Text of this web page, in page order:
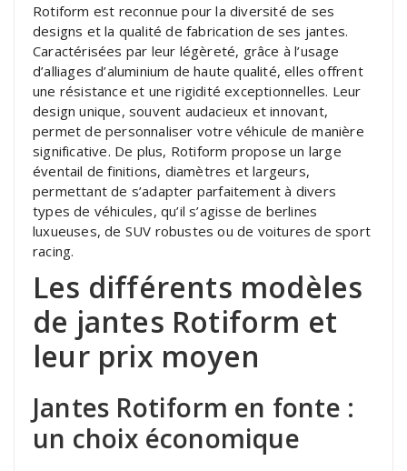
Rotiform est reconnue pour la diversité de ses
designs et la qualité de fabrication de ses jantes.
Caractérisées par leur légèreté, grâce à l’usage
d’alliages d’aluminium de haute qualité, elles offrent
une résistance et une rigidité exceptionnelles. Leur
design unique, souvent audacieux et innovant,
permet de personnaliser votre véhicule de manière
significative. De plus, Rotiform propose un large
éventail de finitions, diamètres et largeurs,
permettant de s’adapter parfaitement à divers
types de véhicules, qu’il s’agisse de berlines
luxueuses, de SUV robustes ou de voitures de sport
racing.
Les différents modèles
de jantes Rotiform et
leur prix moyen
Jantes Rotiform en fonte :
un choix économique